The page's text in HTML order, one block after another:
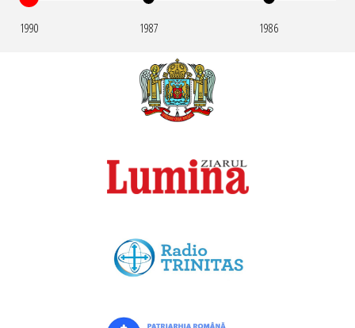
1990 1987 1986